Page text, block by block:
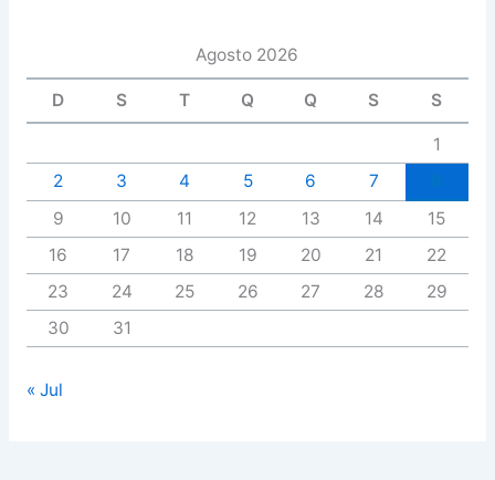
Agosto 2026
D S T Q Q S S
1
2
3 4 5 6 7
9
10 11 12 13 14
15
16
17 18 19 20 21
22
23
24 25 26 27 28
29
30
31
« Jul